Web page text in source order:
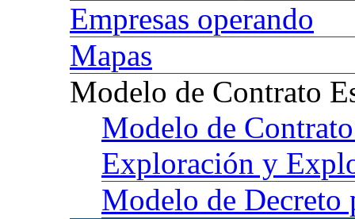
Empresas operando
Mapas
Modelo de Contrato
Modelo de
Exploración y
Modelo de Decreto